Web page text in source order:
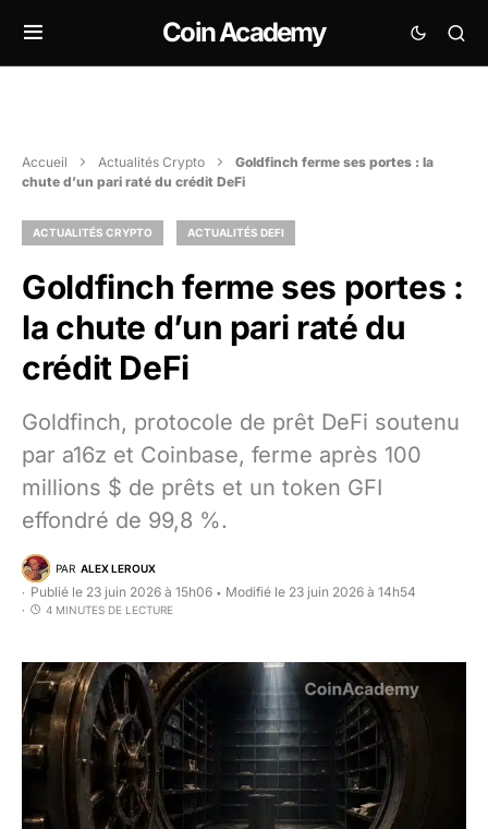
Coin Academy
Accueil Actualités Crypto
Goldfinch ferme ses portes : la
chute d’un pari raté du crédit DeFi
ACTUALITÉS CRYPTO ACTUALITÉS DEFI
Goldfinch ferme ses portes :
la chute d’un pari raté du
crédit DeFi
Goldfinch, protocole de prêt DeFi soutenu
par a16z et Coinbase, ferme après 100
millions $ de prêts et un token GFI
effondré de 99,8 %.
PAR ALEX LEROUX
Publié le 23 juin 2026 à 15h06 • Modifié le 23 juin 2026 à 14h54
4 MINUTES DE LECTURE